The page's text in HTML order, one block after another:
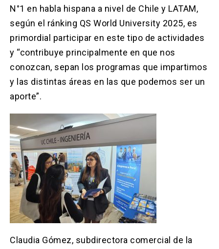
N°1 en habla hispana a nivel de Chile y LATAM,
según el ránking QS World University 2025, es
primordial participar en este tipo de actividades
y “contribuye principalmente en que nos
conozcan, sepan los programas que impartimos
y las distintas áreas en las que podemos ser un
aporte”.
Claudia Gómez, subdirectora comercial de la